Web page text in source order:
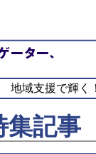
地域支援で輝く
集記事